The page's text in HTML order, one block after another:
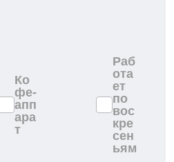
Ко
фе-
апп
ара
т
Раб
ота
ет
по
вос
кре
сен
ьям